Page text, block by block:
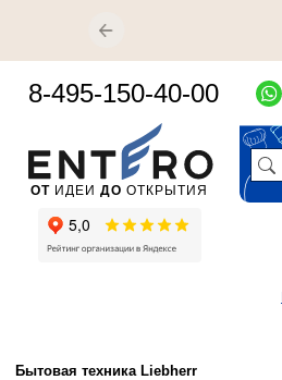
Бытовая техника Liebherr
ОТ ИДЕИ ДО ОТКРЫТИЯ
8-495-150-40-00